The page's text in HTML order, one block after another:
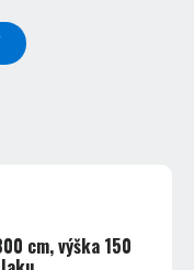
cm, výška 150